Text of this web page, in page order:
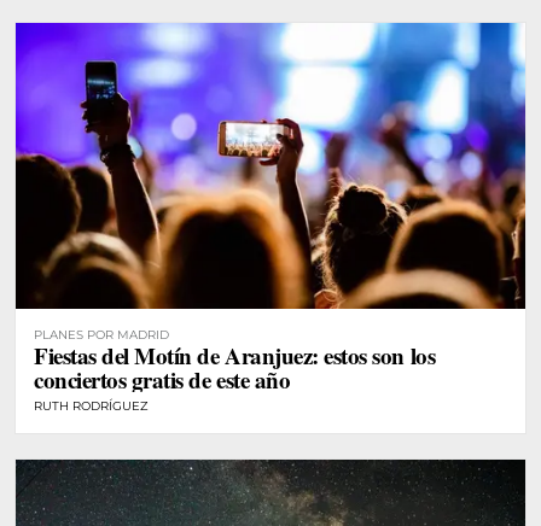
PLANES POR MADRID
Fiestas del Motín de Aranjuez: estos son los
conciertos gratis de este año
RUTH RODRÍGUEZ